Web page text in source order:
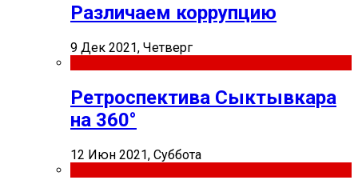
Различаем коррупцию
9 Дек 2021, Четверг
Ретроспектива Сыктывкара
на 360°
12 Июн 2021, Суббота